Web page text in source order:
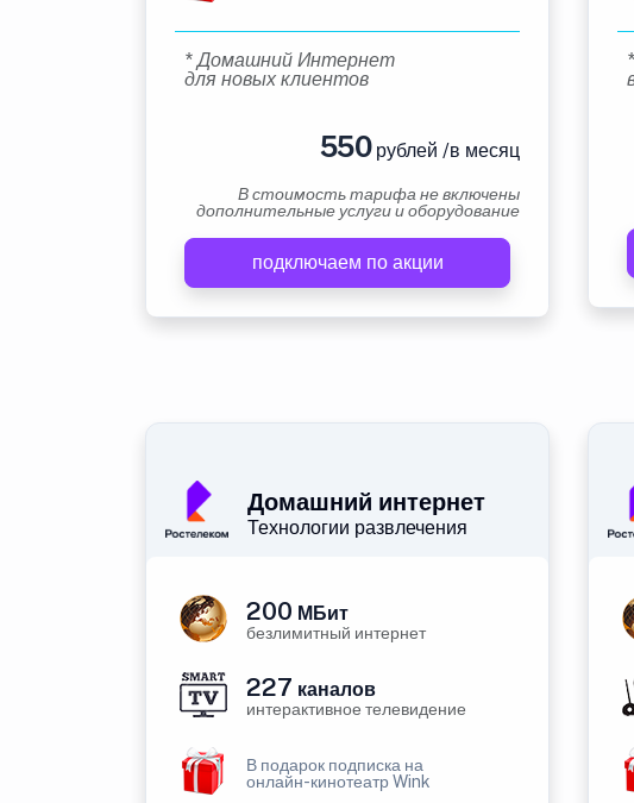
* Домашний Интернет
для новых клиентов
550рублей /в месяц
В стоимость тарифа не включены
дополнительные услуги и оборудование
подключаем по акции
Домашний интернет
Технологии развлечения
200 МБит
безлимитный интернет
227 каналов
интерактивное телевидение
В подарок подписка на
онлайн-кинотеатр Wink